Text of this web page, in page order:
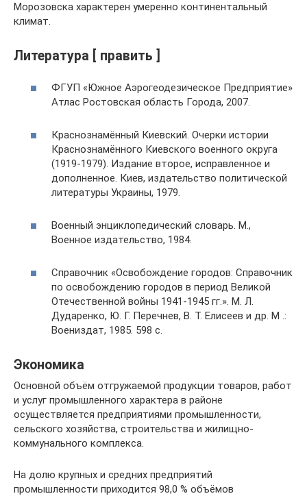
Морозовска характерен умеренно континентальный
климат.
Литература [ править ]
ФГУП «Южное Аэрогеодезическое Предприятие»
Атлас Ростовская область Города, 2007.
Краснознамённый Киевский. Очерки истории
Краснознамённого Киевского военного округа
(1919-1979). Издание второе, исправленное и
дополненное. Киев, издательство политической
литературы Украины, 1979.
Военный энциклопедический словарь. М.,
Военное издательство, 1984.
Справочник «Освобождение городов: Справочник
по освобождению городов в период Великой
Отечественной войны 1941-1945 гг.». М. Л.
Дударенко, Ю. Г. Перечнев, В. Т. Елисеев и др. М .:
Воениздат, 1985. 598 с.
Экономика
Основной объём отгружаемой продукции товаров, работ
и услуг промышленного характера в районе
осуществляется предприятиями промышленности,
сельского хозяйства, строительства и жилищно-
коммунального комплекса.
На долю крупных и средних предприятий
промышленности приходится 98,0 % объёмов